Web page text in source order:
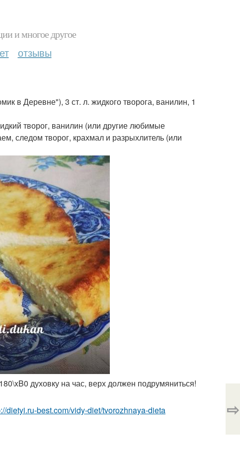
и многое другое
отзывы
в Деревне"), 3 ст. л. жидкого творога, ванилин, 1
творог, ванилин (или другие любимые
следом творог, крахмал и разрыхлитель (или
духовку на час, верх должен подрумяниться!
dietyi.ru-best.com/vidy-diet/tvorozhnaya-dieta ⇨